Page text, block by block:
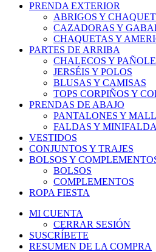
PRENDA EXTERIOR
ABRIGOS Y
CAZADORAS Y
CHAQUETAS Y
PARTES DE ARRIBA
CHALECOS Y
JERSÉIS Y POLOS
BLUSAS Y CAMISAS
TOPS CORPIÑOS Y
PRENDAS DE ABAJO
PANTALONES Y
FALDAS Y
VESTIDOS
CONJUNTOS Y TRAJES
BOLSOS Y
BOLSOS
COMPLEMENTOS
ROPA FIESTA
MI CUENTA
CERRAR SESIÓN
SUSCRÍBETE
RESUMEN DE LA COMPRA